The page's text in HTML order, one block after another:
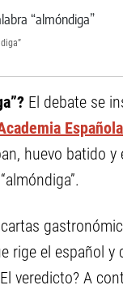
El debate se
Española
huevo batido y
rige el español
veredicto? A